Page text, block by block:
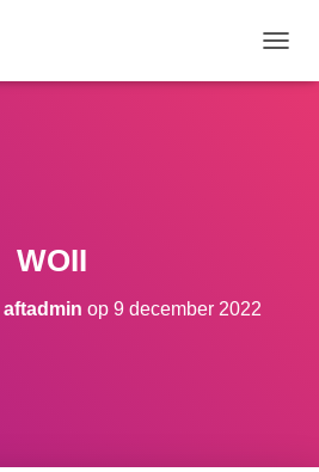
WOII
aftadmin op 9 december 2022